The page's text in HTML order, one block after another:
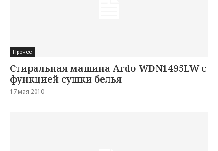
Прочее
Стиральная машина Ardo WDN1495LW с
функцией сушки белья
17 мая 2010